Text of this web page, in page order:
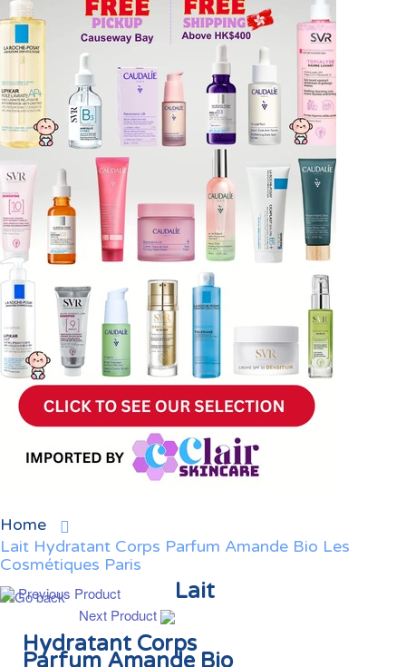
Home
Lait Hydratant Corps Parfum Amande Bio Les
Cosmétiques Paris
Previous Product
Next Product
Lait
Hydratant Corps
Parfum Amande Bio